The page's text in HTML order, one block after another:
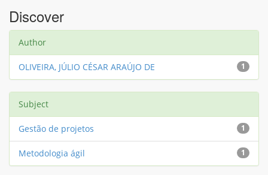
Discover
Author
1
OLIVEIRA, JÚLIO CÉSAR ARAÚJO DE
Subject
1
Gestão de projetos
1
Metodologia ágil